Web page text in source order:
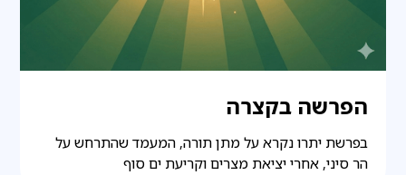
הפרשה בקצרה
בפרשת יתרו נקרא על מתן תורה, המעמד שהתרחש על
הר סיני, אחרי יציאת מצרים וקריעת ים סוף